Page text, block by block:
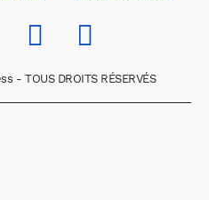
- TOUS DROITS RÉSERVÉS